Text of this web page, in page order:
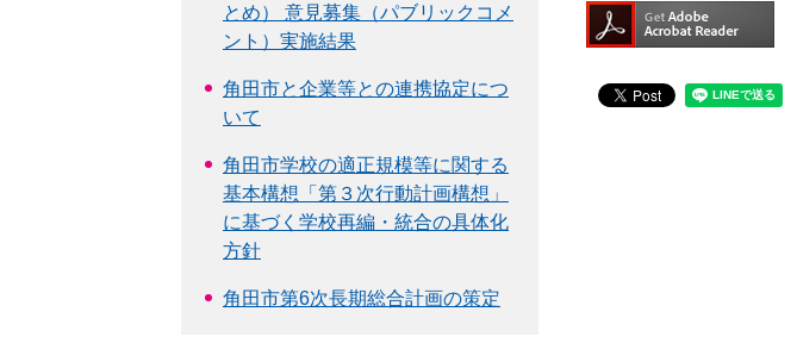
とめ） 意見募集（パブリックコメ
ント）実施結果
角田市と企業等との連携協定につ
いて
角田市学校の適正規模等に関する
基本構想「第３次行動計画構想」
に基づく学校再編・統合の具体化
方針
角田市第6次長期総合計画の策定